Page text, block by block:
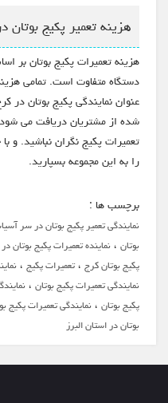
هزینه تعمیر پکیج
هزینه تعمیرات پکیج بوتان بر
دستگاه متفاوت است. تمامی
عنوان نمایندگی پکیج بوتان در
شده از مشتریان دریافت می
تعمیرات پکیج نگران نباشید. و
را به این مجموعه بسپارید.
برچسب ها :
نمایندگی تعمیر پکیج بوتان در سر
بوتان،نماینده تعمیرات پکیج بوتان
پکیج بوتان کرج،تعمیرات پکیج،
نمایندگی تعمیرات پکیج بوتان،
پكيج بوتان،نمايندگي تعميرات پكيج
بوتان در استان البرز